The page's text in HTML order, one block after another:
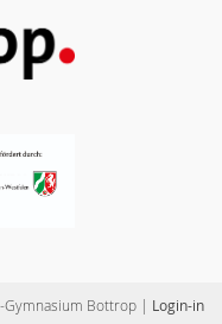
Bottrop | Login-in